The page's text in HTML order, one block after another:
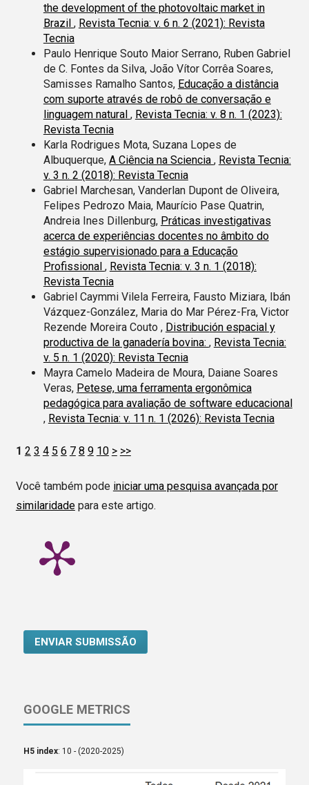
the development of the photovoltaic market in
Brazil , Revista Tecnia: v. 6 n. 2 (2021): Revista
Tecnia
Paulo Henrique Souto Maior Serrano, Ruben Gabriel
de C. Fontes da Silva, João Vítor Corrêa Soares,
Samisses Ramalho Santos, Educação a distância
com suporte através de robô de conversação e
linguagem natural , Revista Tecnia: v. 8 n. 1 (2023):
Revista Tecnia
Karla Rodrigues Mota, Suzana Lopes de
Albuquerque, A Ciência na Sciencia , Revista Tecnia:
v. 3 n. 2 (2018): Revista Tecnia
Gabriel Marchesan, Vanderlan Dupont de Oliveira,
Felipes Pedrozo Maia, Maurício Pase Quatrin,
Andreia Ines Dillenburg, Práticas investigativas
acerca de experiências docentes no âmbito do
estágio supervisionado para a Educação
Profissional , Revista Tecnia: v. 3 n. 1 (2018):
Revista Tecnia
Gabriel Caymmi Vilela Ferreira, Fausto Miziara, Ibán
Vázquez-González, Maria do Mar Pérez-Fra, Victor
Rezende Moreira Couto , Distribución espacial y
productiva de la ganadería bovina: , Revista Tecnia:
v. 5 n. 1 (2020): Revista Tecnia
Mayra Camelo Madeira de Moura, Daiane Soares
Veras, Petese, uma ferramenta ergonômica
pedagógica para avaliação de software educacional
, Revista Tecnia: v. 11 n. 1 (2026): Revista Tecnia
1 2 3 4 5 6 7 8 9 10 > >>
Você também pode iniciar uma pesquisa avançada por
similaridadepara este artigo.
ENVIAR SUBMISSÃO
GOOGLE METRICS
H5 index: 10 - (2020-2025)